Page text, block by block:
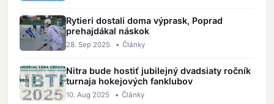
Rytieri dostali doma výprask, Poprad
prehajdákal náskok
28. Sep 2025 • Články
Nitra bude hostiť jubilejný dvadsiaty ročník
turnaja hokejových fanklubov
10. Aug 2025 • Články